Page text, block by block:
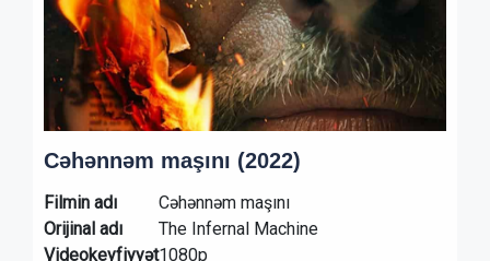
Cəhənnəm maşını (2022)
Filmin adı
Cəhənnəm maşını
Orijinal adı
The Infernal Machine
Videokeyfiyyət1080p